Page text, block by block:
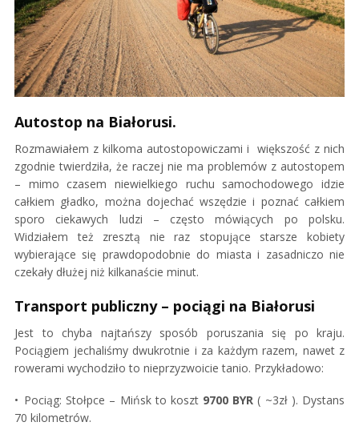
Autostop na Białorusi.
Rozmawiałem z kilkoma autostopowiczami i większość z nich
zgodnie twierdziła, że raczej nie ma problemów z autostopem
– mimo czasem niewielkiego ruchu samochodowego idzie
całkiem gładko, można dojechać wszędzie i poznać całkiem
sporo ciekawych ludzi – często mówiących po polsku.
Widziałem też zresztą nie raz stopujące starsze kobiety
wybierające się prawdopodobnie do miasta i zasadniczo nie
czekały dłużej niż kilkanaście minut.
Transport publiczny – pociągi na Białorusi
Jest to chyba najtańszy sposób poruszania się po kraju.
Pociągiem jechaliśmy dwukrotnie i za każdym razem, nawet z
rowerami wychodziło to nieprzyzwoicie tanio. Przykładowo:
Pociąg: Stołpce – Mińsk to koszt 9700 BYR ( ~3zł ). Dystans
70 kilometrów.